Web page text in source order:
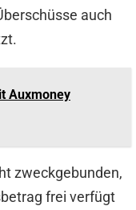
auch
Auxmoney
zweckgebunden,
frei verfügt